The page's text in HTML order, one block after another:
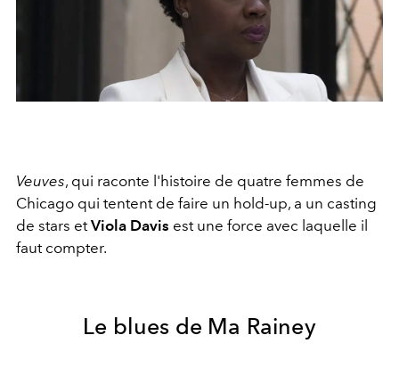
Veuves, qui raconte l'histoire de quatre femmes de
Chicago qui tentent de faire un hold-up, a un casting
de stars etViola Davis est une force avec laquelle il
faut compter.
Le blues de Ma Rainey